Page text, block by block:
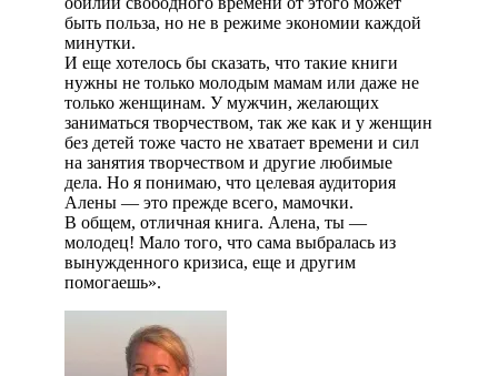
быть польза, но не в режиме экономии каждой
минутки.
И еще хотелось бы сказать, что такие книги
нужны не только молодым мамам или даже не
только женщинам. У мужчин, желающих
заниматься творчеством, так же как и у женщин
без детей тоже часто не хватает времени и сил
на занятия творчеством и другие любимые
дела. Но я понимаю, что целевая аудитория
Алены — это прежде всего, мамочки.
В общем, отличная книга. Алена, ты —
молодец! Мало того, что сама выбралась из
вынужденного кризиса, еще и другим
помогаешь».